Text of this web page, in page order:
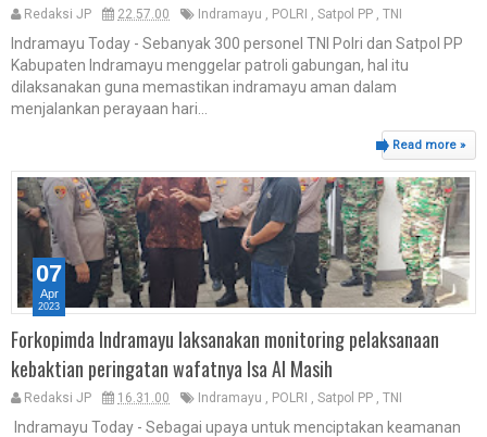
Redaksi JP 22.57.00 Indramayu POLRI Satpol PP TNI
Indramayu Today - Sebanyak 300 personel TNI Polri dan Satpol PP
Kabupaten Indramayu menggelar patroli gabungan, hal itu
dilaksanakan guna memastikan indramayu aman dalam
menjalankan perayaan hari...
Read more »
Forkopimda Indramayu laksanakan monitoring pelaksanaan
kebaktian peringatan wafatnya Isa Al Masih
Redaksi JP 16.31.00 Indramayu , POLRI , Satpol PP , TNI
Indramayu Today - Sebagai upaya untuk menciptakan keamanan
07
Apr
2023